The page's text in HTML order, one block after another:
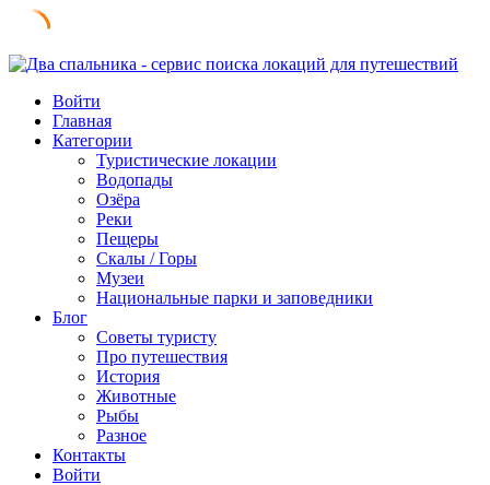
Skip
contentВойти
Главная
Категории
Туристические локации
Водопады
Озёра
Реки
Пещеры
Скалы / Горы
Музеи
Национальные парки и заповедники
Блог
Советы туристу
Про путешествия
История
Животные
Рыбы
Разное
Контакты
Войти